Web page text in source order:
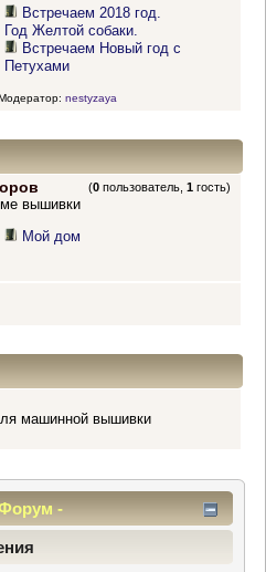
Встречаем 2018 год.
Год Желтой собаки.
Встречаем Новый год с
Петухами
nestyzaya
(0 пользователь,1 гость)
вышивки
Мой дом
машинной вышивки
-